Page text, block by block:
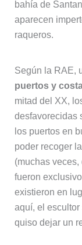
bahía de
aparecen
raqueros.
Según la RAE,
puertos y
mitad del XX,
desfavorecidas
los puertos en
poder recoger
(muchas
fueron
existieron en
aquí, el
quiso dejar un